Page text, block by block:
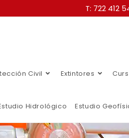
T: 722 412
Civil Extintores
Hidrológico Estudio